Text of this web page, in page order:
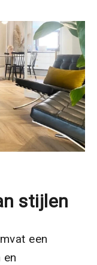
stijlen
een